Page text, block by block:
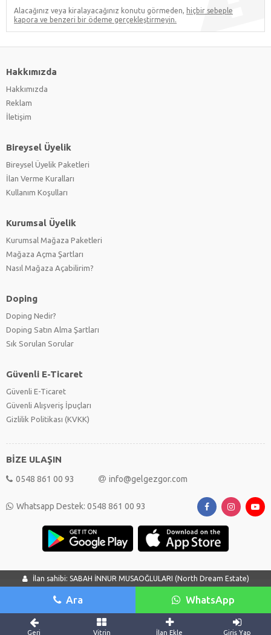
İlan sahibi: SABAH İNNUR MUSAOĞLULARI (North Dream Estate)
Ara WhatsApp
Alacağınız veya kiralayacağınız konutu görmeden, hiçbir sebeple
kapora ve benzeri bir ödeme gerçekleştirmeyin.
Hakkımızda
Hakkımızda
Reklam
İletişim
Bireysel Üyelik
Bireysel Üyelik Paketleri
İlan Verme Kuralları
Kullanım Koşulları
Kurumsal Üyelik
Kurumsal Mağaza Paketleri
Mağaza Açma Şartları
Nasıl Mağaza Açabilirim?
Doping
Doping Nedir?
Doping Satın Alma Şartları
Sık Sorulan Sorular
Güvenli E-Ticaret
Güvenli E-Ticaret
Güvenli Alışveriş İpuçları
Gizlilik Politikası (KVKK)
BİZE ULAŞIN
0548 861 00 93 info@gelgezgor.com
Whatsapp Destek: 0548 861 00 93
Geri Vitrin İlan Ekle Giriş Yap